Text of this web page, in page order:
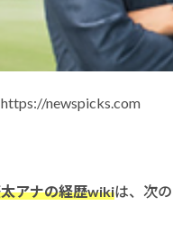
newspicks.com
アナの経歴wikiは、次の